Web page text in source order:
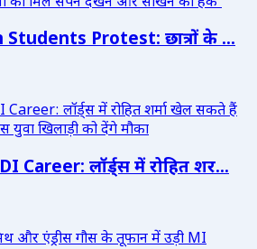
Protest: छात्रों के ...
Career: लॉर्ड्स में रोहित शर...